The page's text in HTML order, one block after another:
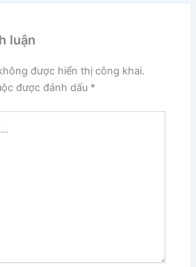
luận
được hiển thị công khai.
được đánh dấu *